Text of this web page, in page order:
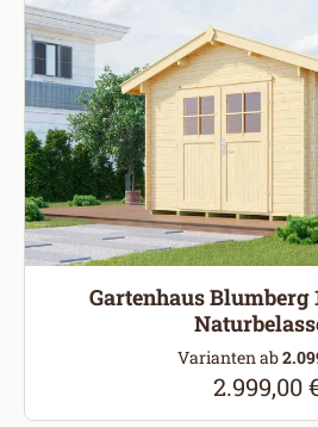
Gartenhaus Blumberg
Varianten ab
Regulärer
2.999,00